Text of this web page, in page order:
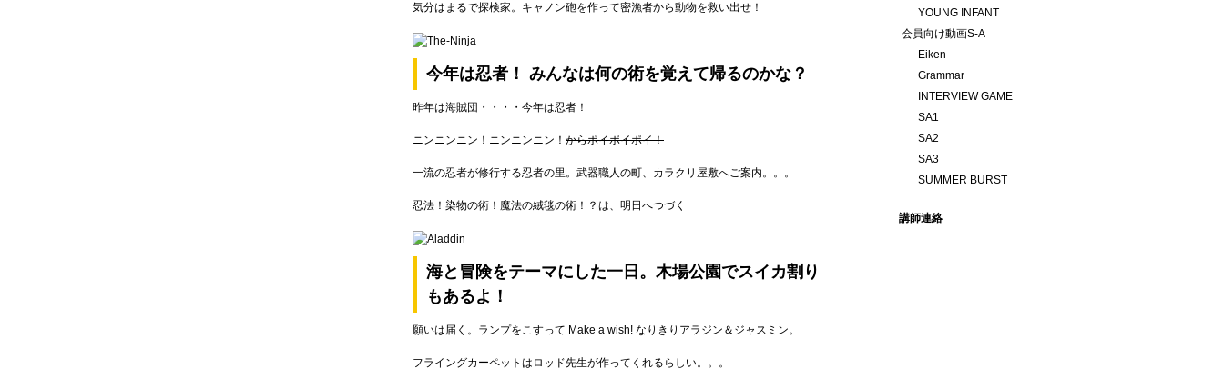
気分はまるで探検家。キャノン砲を作って密漁者から動物を救い出せ！
今年は忍者！ みんなは何の術を覚えて帰るのかな？
昨年は海賊団・・・・今年は忍者！
ニンニンニン！ニンニンニン！ からポイポイポイ！
一流の忍者が修行する忍者の里。武器職人の町、カラクリ屋敷へご案内。。。
忍法！染物の術！魔法の絨毯の術！？は、明日へつづく
海と冒険をテーマにした一日。木場公園でスイカ割り
もあるよ！
願いは届く。ランプをこすって Make a wish! なりきりアラジン＆ジャスミン。
フライングカーペットはロッド先生が作ってくれるらしい。。。
YOUNG INFANT
会員向け動画S-A
Eiken
Grammar
INTERVIEW GAME
SA1
SA2
SA3
SUMMER BURST
講師連絡